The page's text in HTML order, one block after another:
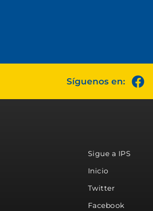
Síguenos en:
Sigue a IPS
Inicio
Twitter
Facebook